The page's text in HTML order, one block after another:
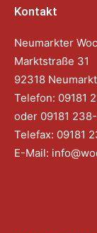
Kontakt
Neumarkter
Marktstraße 31
92318 Neumarkt
Telefon: 09181
oder 09181
Telefax: 09181
E-Mail: